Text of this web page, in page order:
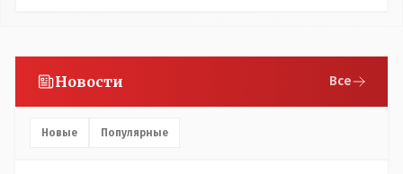
Новости Все
Новые Популярные